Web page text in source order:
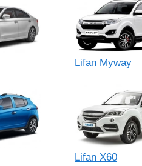
Lifan Myway
Lifan X60